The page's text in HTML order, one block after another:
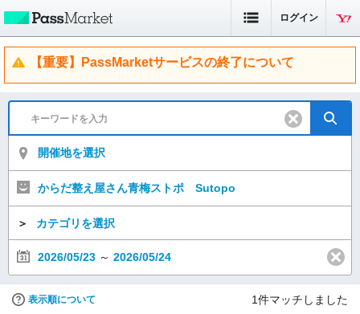
ログイン
【重要】PassMarketサービスの終了について
開催地を選択
からだ整え屋さん青梅ストポ Sutopo
＞ カテゴリを選択
2026/05/23 ～ 2026/05/24
表示順について 1件マッチしました